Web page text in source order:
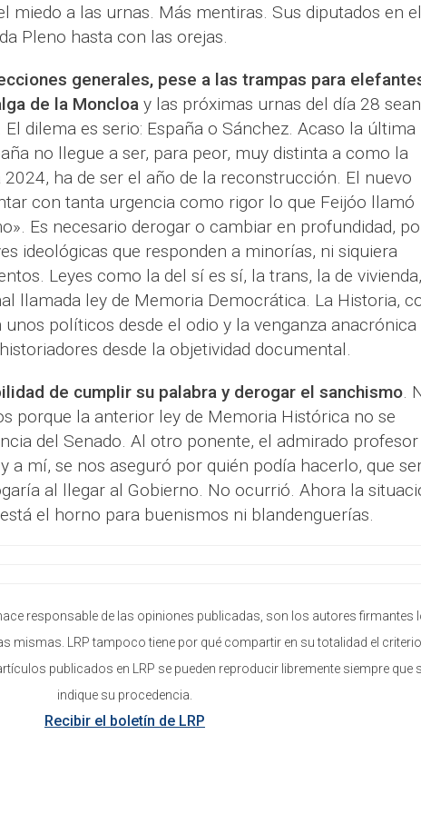
miedo a las urnas. Más mentiras. Sus diputados en el
Pleno hasta con las orejas.
generales, pese a las trampas para
de la Moncloay las próximas urnas del día 28 sean
dilema es serio: España o Sánchez. Acaso la última
no llegue a ser, para peor, muy distinta a como la
ha de ser el año de la reconstrucción. El nuevo
con tanta urgencia como rigor lo que Feijóo llamó
Es necesario derogar o cambiar en profundidad,
ideológicas que responden a minorías, ni siquiera
Leyes como la del sí es sí, la trans, la de
llamada ley de Memoria Democrática. La Historia,
políticos desde el odio y la venganza anacrónica
desde la objetividad documental.
de cumplir su palabra y derogar el sanchismo.
porque la anterior ley de Memoria Histórica no se
del Senado. Al otro ponente, el admirado profesor
a mí, se nos aseguró por quién podía hacerlo, que
al llegar al Gobierno. No ocurrió. Ahora la
el horno para buenismos ni blandenguerías.
responsable de las opiniones publicadas, son los autores firmantes
mismas. LRP tampoco tiene por qué compartir en su totalidad el
publicados en LRP se pueden reproducir libremente siempre que
indique su procedencia.
Recibir el boletín de LRP